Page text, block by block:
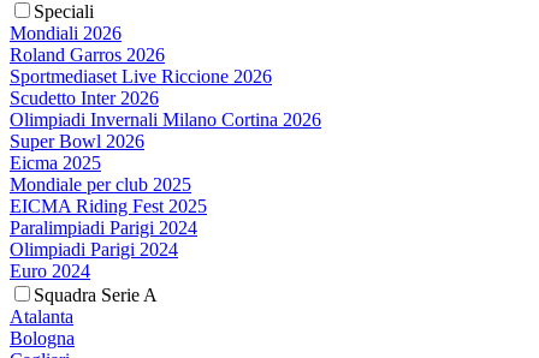
Speciali
Mondiali 2026
Roland Garros 2026
Sportmediaset Live Riccione 2026
Scudetto Inter 2026
Olimpiadi Invernali Milano Cortina 2026
Super Bowl 2026
Eicma 2025
Mondiale per club 2025
EICMA Riding Fest 2025
Paralimpiadi Parigi 2024
Olimpiadi Parigi 2024
Euro 2024
Squadra Serie A
Atalanta
Bologna